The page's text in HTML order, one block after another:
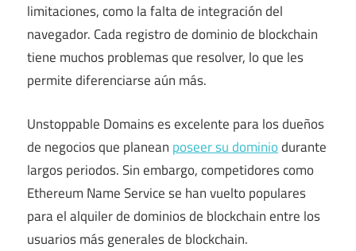
limitaciones, como la falta de integración del
navegador. Cada registro de dominio de blockchain
tiene muchos problemas que resolver, lo que les
permite diferenciarse aún más.
Unstoppable Domains es excelente para los dueños
de negocios que planean poseer su dominiodurante
largos periodos. Sin embargo, competidores como
Ethereum Name Service se han vuelto populares
para el alquiler de dominios de blockchain entre los
usuarios más generales de blockchain.